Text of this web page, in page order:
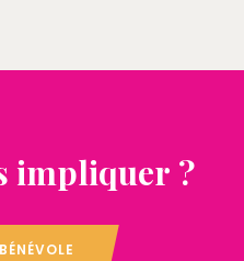
impliquer ?